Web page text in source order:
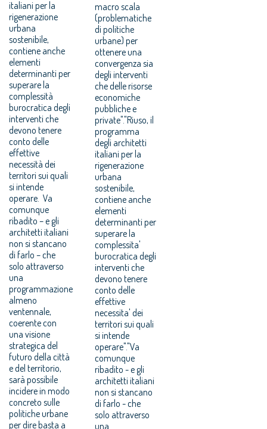
italiani per la
rigenerazione
urbana
sostenibile,
contiene anche
elementi
determinanti per
superare la
complessità
burocratica degli
interventi che
devono tenere
conto delle
effettive
necessità dei
territori sui quali
si intende
operare. Va
comunque
ribadito – e gli
architetti italiani
non si stancano
di farlo – che
solo attraverso
una
programmazione
almeno
ventennale,
coerente con
una visione
strategica del
futuro della città
e del territorio,
sarà possibile
incidere in modo
concreto sulle
politiche urbane
per dire basta a
macro scala
(problematiche
di politiche
urbane) per
ottenere una
convergenza sia
degli interventi
che delle risorse
economiche
pubbliche e
private"."Riuso, il
programma
degli architetti
italiani per la
rigenerazione
urbana
sostenibile,
contiene anche
elementi
determinanti per
superare la
complessita'
burocratica degli
interventi che
devono tenere
conto delle
effettive
necessita' dei
territori sui quali
si intende
operare"."Va
comunque
ribadito - e gli
architetti italiani
non si stancano
di farlo - che
solo attraverso
una